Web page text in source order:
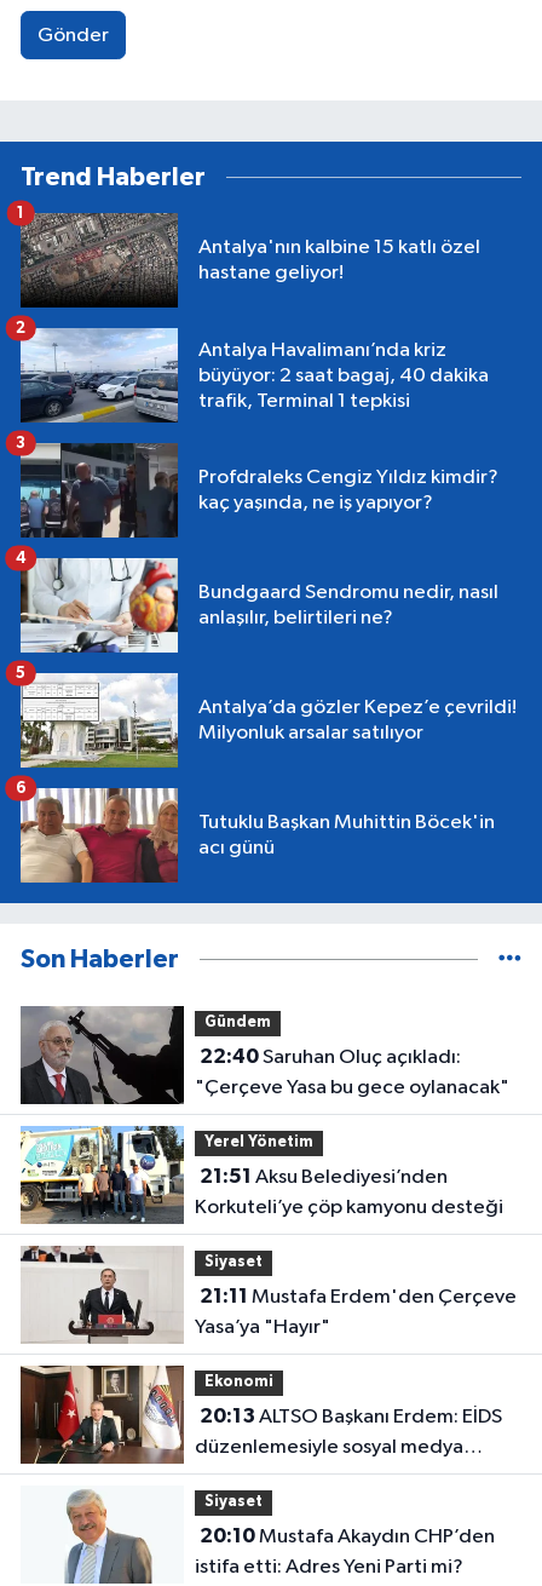
Gönder
Trend Haberler
Antalya'nın kalbine 15 katlı özel
hastane geliyor!
1
Antalya Havalimanı’nda kriz
büyüyor: 2 saat bagaj, 40 dakika
trafik, Terminal 1 tepkisi
2
Profdraleks Cengiz Yıldız kimdir?
kaç yaşında, ne iş yapıyor?
3
Bundgaard Sendromu nedir, nasıl
anlaşılır, belirtileri ne?
4
Antalya’da gözler Kepez’e çevrildi!
Milyonluk arsalar satılıyor
5
Tutuklu Başkan Muhittin Böcek'in
acı günü
6
Son Haberler
Gündem
22:40Saruhan Oluç açıkladı:
"Çerçeve Yasa bu gece oylanacak"
Yerel Yönetim
21:51
Korkuteli’ye çöp kamyonu desteği
Siyaset
21:11
Yasa’ya "Hayır"
Ekonomi
20:13
düzenlemesiyle sosyal medya
ilanları açıldı
Siyaset
20:10Mustafa Akaydın CHP’den
istifa etti: Adres Yeni Parti mi?